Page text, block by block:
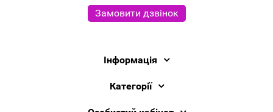
Замовити дзвінок
Інформація
Категорії